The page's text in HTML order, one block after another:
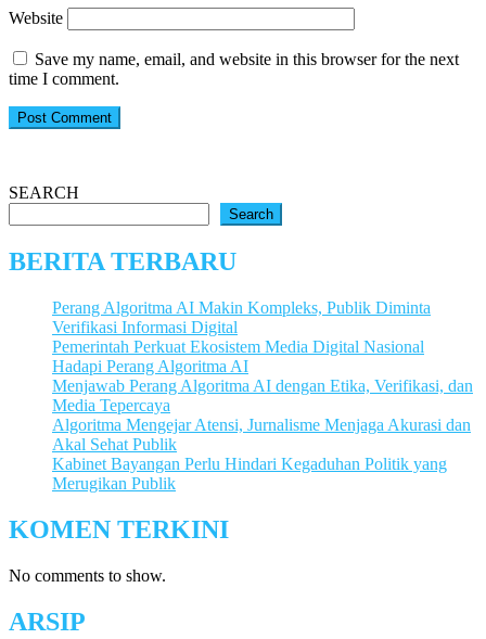
Website
Save my name, email, and website in this browser for the next
time I comment.
SEARCH
Search
BERITA TERBARU
Perang Algoritma AI Makin Kompleks, Publik Diminta
Verifikasi Informasi Digital
Pemerintah Perkuat Ekosistem Media Digital Nasional
Hadapi Perang Algoritma AI
Menjawab Perang Algoritma AI dengan Etika, Verifikasi, dan
Media Tepercaya
Algoritma Mengejar Atensi, Jurnalisme Menjaga Akurasi dan
Akal Sehat Publik
Kabinet Bayangan Perlu Hindari Kegaduhan Politik yang
Merugikan Publik
KOMEN TERKINI
No comments to show.
ARSIP